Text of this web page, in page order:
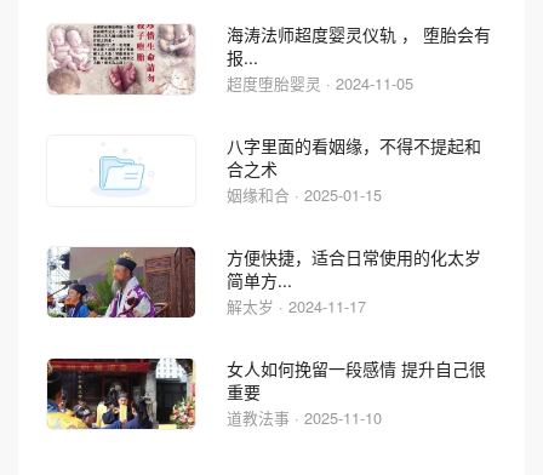
海涛法师超度婴灵仪轨 ， 堕胎会有
报...
超度堕胎婴灵 · 2024-11-05
八字里面的看姻缘，不得不提起和
合之术
姻缘和合 · 2025-01-15
方便快捷，适合日常使用的化太岁
简单方...
解太岁 · 2024-11-17
女人如何挽留一段感情 提升自己很
重要
道教法事 · 2025-11-10